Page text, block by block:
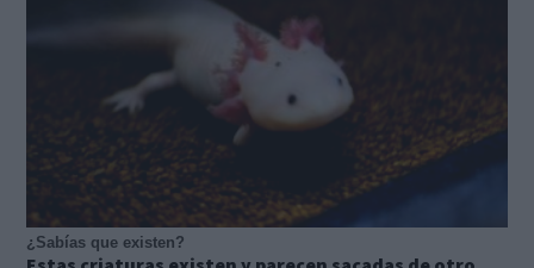
¿Sabías que existen?